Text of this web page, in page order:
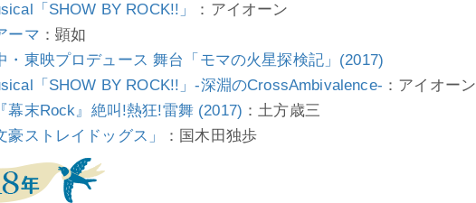
「SHOW BY ROCK!!」
：アイオーン
ーマ ：顕如
・東映プロデュース 舞台「モマの火星探検記」(2017)
「SHOW BY ROCK!!」-深淵のCrossAmbivalence- ：アイオーン
幕末Rock』絶叫!熱狂!雷舞 (2017) ：土方歳三
豪ストレイドッグス」
：国木田独歩